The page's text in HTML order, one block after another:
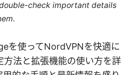
check important details
を使ってNordVPNを快適に
方法と拡張機能の使い方を詳